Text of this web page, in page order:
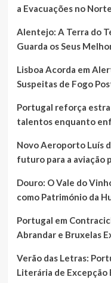
a Evacuações no
Alentejo: A Terra do
Guarda os Seus
Lisboa Acorda em
Suspeitas de Fogo
Portugal reforça
talentos enquanto
Novo Aeroporto Luís
futuro para a aviação
Douro: O Vale do
como Património da
Portugal em
Abrandar e Bruxelas
Verão das Letras:
Literária de